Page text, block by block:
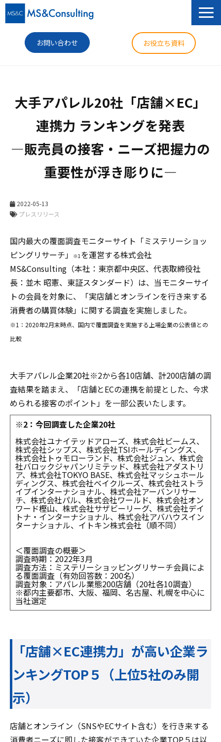
お問い合わせ お役立ち資料
セミナー
導入事例
コラム
大手アパレル20社「店舗×EC」
連携力 ランキングを発表
―販売員の接客・ニーズ把握力の
重要性が浮き彫りに―
2022-05-13
プレスリリース
国内最大の覆面調査モニターサイト「ミステリーショッ
ピングリサーチ」
※1を運営する株式会社
MS&Consulting（本社：東京都中央区、代表取締役社
長：並木 昭憲、東証スタンダード）は、当モニターサイ
トの会員を対象に、「実店舗とオンラインを行き来する
消費者の購買体験」に関する調査を実施しました。
※1：2020年2月末時点、国内で覆面調査を実施する上場企業の公表値との
比較
大手アパレル企業20社※2から各10店舗、計200店舗の調
査結果を踏まえ、「店舗とECの連携を前提とした、今求
められる接客のポイント」を一部公表いたします。
※2：今回調査した企業20社
株式会社ユナイテッドアローズ、株式会社ビームス、
株式会社シップス、株式会社TSIホールディングス、
株式会社トゥモローランド、株式会社ジュン、株式会
社バロックジャパンリミテッド、株式会社アダストリ
ア、株式会社TOKYO BASE、株式会社マッシュホール
ディングス、株式会社ベイクルーズ、株式会社ストラ
イプインターナショナル、株式会社アーバンリサー
チ、株式会社パル、株式会社ワールド、株式会社オン
ワード樫山、株式会社サザビーリーグ、株式会社デイ
トナ・インターナショナル、株式会社アバハウスイン
ターナショナル、イトキン株式会社（順不同）
＜覆面調査の概要＞
調査時期：2022年3月
調査方法：ミステリーショッピングリサーチ会員によ
る覆面調査（有効回答数：200名）
調査対象：アパレル業態200店舗（20社各10調査）
※都内主要都市、大阪、福岡、名古屋、札幌を中心に
当社選定
「店舗×EC連携力」が高い企業ラ
ンキングTOP５（上位5社のみ開
示）
店舗とオンライン（SNSやECサイト含む）を行き来する
消費者ニーズに即した接客ができていた企業TOP５は以